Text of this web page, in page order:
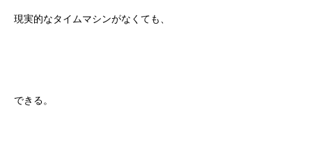
現実的なタイムマシンがなくても、
できる。